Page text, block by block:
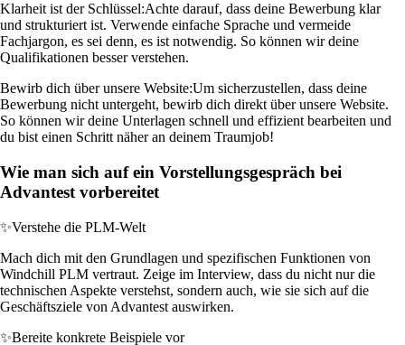
Klarheit ist der Schlüssel:Achte darauf, dass deine Bewerbung klar
und strukturiert ist. Verwende einfache Sprache und vermeide
Fachjargon, es sei denn, es ist notwendig. So können wir deine
Qualifikationen besser verstehen.
Bewirb dich über unsere Website:Um sicherzustellen, dass deine
Bewerbung nicht untergeht, bewirb dich direkt über unsere Website.
So können wir deine Unterlagen schnell und effizient bearbeiten und
du bist einen Schritt näher an deinem Traumjob!
Wie man sich auf ein Vorstellungsgespräch bei
Advantest vorbereitet
✨Verstehe die PLM-Welt
Mach dich mit den Grundlagen und spezifischen Funktionen von
Windchill PLM vertraut. Zeige im Interview, dass du nicht nur die
technischen Aspekte verstehst, sondern auch, wie sie sich auf die
Geschäftsziele von Advantest auswirken.
✨Bereite konkrete Beispiele vor